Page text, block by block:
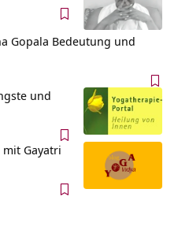
Gopala Bedeutung und
und
Gayatri